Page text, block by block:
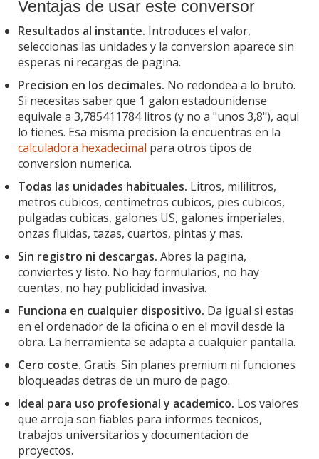
Ventajas de usar este conversor
Resultados al instante. Introduces el valor,
seleccionas las unidades y la conversion aparece sin
esperas ni recargas de pagina.
Precision en los decimales. No redondea a lo bruto.
Si necesitas saber que 1 galon estadounidense
equivale a 3,785411784 litros (y no a "unos 3,8"), aqui
lo tienes. Esa misma precision la encuentras en la
calculadora hexadecimal para otros tipos de
conversion numerica.
Todas las unidades habituales. Litros, mililitros,
metros cubicos, centimetros cubicos, pies cubicos,
pulgadas cubicas, galones US, galones imperiales,
onzas fluidas, tazas, cuartos, pintas y mas.
Sin registro ni descargas. Abres la pagina,
conviertes y listo. No hay formularios, no hay
cuentas, no hay publicidad invasiva.
Funciona en cualquier dispositivo. Da igual si estas
en el ordenador de la oficina o en el movil desde la
obra. La herramienta se adapta a cualquier pantalla.
Cero coste. Gratis. Sin planes premium ni funciones
bloqueadas detras de un muro de pago.
Ideal para uso profesional y academico. Los valores
que arroja son fiables para informes tecnicos,
trabajos universitarios y documentacion de
proyectos.